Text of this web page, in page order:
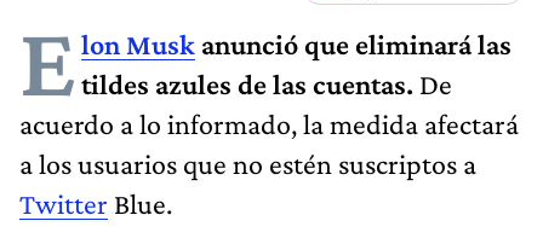
E lon Musk anunció que eliminará las
tildes azules de las cuentas. De
acuerdo a lo informado, la medida afectará
a los usuarios que no estén suscriptos a
Twitter Blue.